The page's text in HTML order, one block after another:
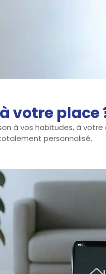
votre place
à vos habitudes, à
personnalisé.